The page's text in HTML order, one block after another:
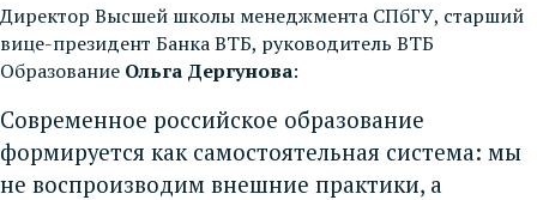
Директор Высшей школы менеджмента СПбГУ, старший
вице-президент Банка ВТБ, руководитель ВТБ
Образование Ольга Дергунова:
Современное российское образование
формируется как самостоятельная система: мы
не воспроизводим внешние практики, а